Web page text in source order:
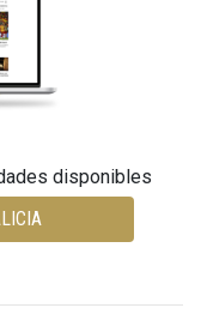
disponibles